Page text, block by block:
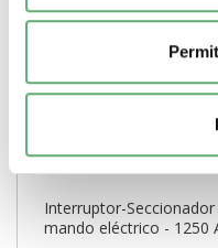
Interruptor-
mando eléctrico - 1250